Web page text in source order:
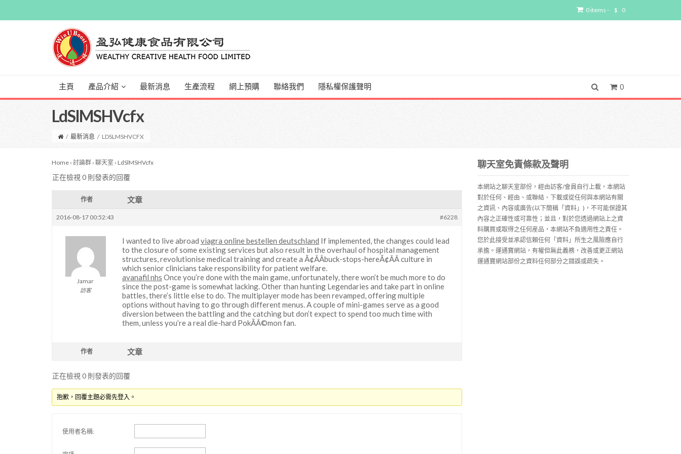
0 items - $ 0
主頁 產品介紹 最新消息 生產流程 網上預購 聯絡我們 隱私權保護聲明 0
LdSlMSHVcfx
/ 最新消息 / LDSLMSHVCFX
Home › 討論群 › 聊天室 › LdSlMSHVcfx
正在檢視 0 則發表的回覆
作者 文章
2016-08-17 00:52:43 #6228
Jamar
訪客
I wanted to live abroad viagra online bestellen deutschland If implemented, the changes could lead
to the closure of some existing services but also result in the overhaul of hospital management
structures, revolutionise medical training and create a Ã¢ÂÂbuck-stops-hereÃ¢ÂÂ culture in
which senior clinicians take responsibility for patient welfare.
avanafil nhs Once you’re done with the main game, unfortunately, there won’t be much more to do
since the post-game is somewhat lacking. Other than hunting Legendaries and take part in online
battles, there’s little else to do. The multiplayer mode has been revamped, offering multiple
options without having to go through different menus. A couple of mini-games serve as a good
diversion between the battling and the catching but don’t expect to spend too much time with
them, unless you’re a real die-hard PokÃÂ©mon fan.
作者 文章
正在檢視 0 則發表的回覆
抱歉，回覆主題必需先登入。
使用者名稱:
聊天室免責條款及聲明
本網站之聊天室部份，經由訪客/會員自行上載，本網站
對於任何、經由、或聯結、下載或從任何與本網站有關
之資訊、內容或廣告(以下簡稱「資料」)，不可能保證其
內容之正確性或可靠性；並且，對於您透過網站上之資
料購買或取得之任何産品，本網站不負適用性之責任。
您於此接受並承認信賴任何「資料」所生之風險應自行
承擔。運通寶網站，有權但無此義務，改善或更正網站
運通寶網站部份之資料任何部分之錯誤或疏失。